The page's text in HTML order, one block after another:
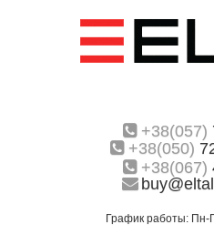
+38(057)
+38(050)
+38(067)
График работы: Пн-